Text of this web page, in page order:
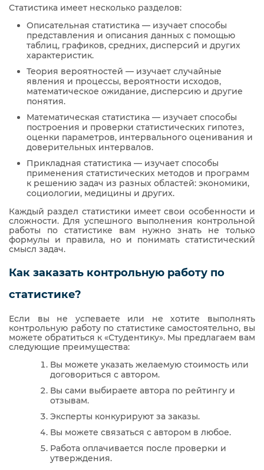
Статистика имеет несколько разделов:
Описательная статистика — изучает способы
представления и описания данных с помощью
таблиц, графиков, средних, дисперсий и других
характеристик.
Теория вероятностей — изучает случайные
явления и процессы, вероятности исходов,
математическое ожидание, дисперсию и другие
понятия.
Математическая статистика — изучает способы
построения и проверки статистических гипотез,
оценки параметров, интервального оценивания и
доверительных интервалов.
Прикладная статистика — изучает способы
применения статистических методов и программ
к решению задач из разных областей: экономики,
социологии, медицины и других.
Каждый раздел статистики имеет свои особенности и
сложности. Для успешного выполнения контрольной
работы по статистике вам нужно знать не только
формулы и правила, но и понимать статистический
смысл задач.
Как заказать контрольную работу по
статистике?
Если вы не успеваете или не хотите выполнять
контрольную работу по статистике самостоятельно, вы
можете обратиться к «Студентику». Мы предлагаем вам
следующие преимущества:
Вы можете указать желаемую стоимость или
договориться с автором.
Вы сами выбираете автора по рейтингу и
отзывам.
Эксперты конкурируют за заказы.
Вы можете связаться с автором в любое.
Работа оплачивается после проверки и
утверждения.